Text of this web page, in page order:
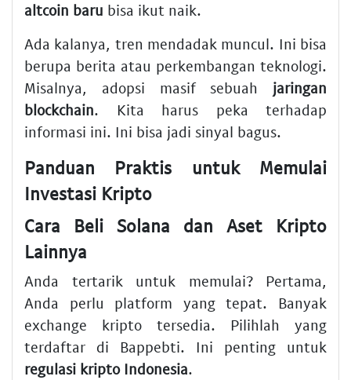
altcoin baru bisa ikut naik.
Ada kalanya, tren mendadak muncul. Ini bisa
berupa berita atau perkembangan teknologi.
Misalnya, adopsi masif sebuah jaringan
blockchain. Kita harus peka terhadap
informasi ini. Ini bisa jadi sinyal bagus.
Panduan Praktis untuk Memulai
Investasi Kripto
Cara Beli Solana dan Aset Kripto
Lainnya
Anda tertarik untuk memulai? Pertama,
Anda perlu platform yang tepat. Banyak
exchange kripto tersedia. Pilihlah yang
terdaftar di Bappebti. Ini penting untuk
regulasi kripto Indonesia.